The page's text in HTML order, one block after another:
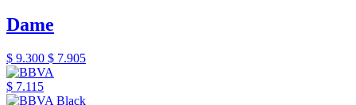
Dame
$ 9.300 $ 7.905
$ 7.115